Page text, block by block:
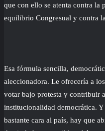
que con ello se atenta contra
equilibrio Congresual y contra
Esa fórmula sencilla,
aleccionadora. Le ofrecería a
votar bajo protesta y contribuir
institucionalidad democrática.
bastante cara al país, hay que